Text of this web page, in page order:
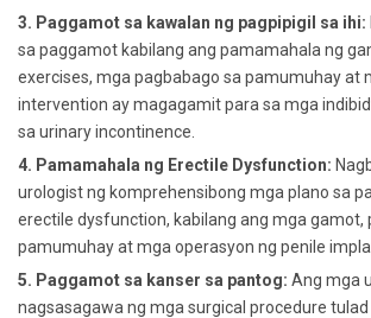
3. Paggamot sa kawalan ng pagpipigil sa ihi:
sa paggamot kabilang ang pamamahala ng
exercises, mga pagbabago sa pamumuhay at
intervention ay magagamit para sa mga
sa urinary incontinence.
4. Pamamahala ng Erectile Dysfunction:
urologist ng komprehensibong mga plano sa
erectile dysfunction, kabilang ang mga gamot,
pamumuhay at mga operasyon ng penile
5. Paggamot sa kanser sa pantog: Ang mga
nagsasagawa ng mga surgical procedure